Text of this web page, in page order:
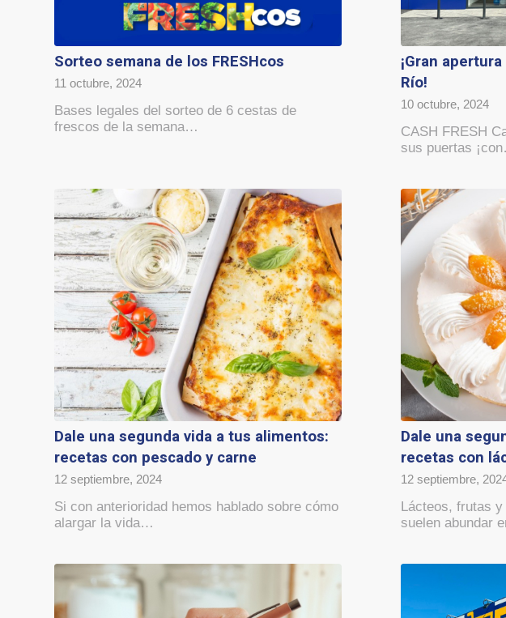
Sorteo semana de los FRESHcos
11 octubre, 2024
Bases legales del sorteo de 6 cestas de
frescos de la semana…
¡Gran
Río!
10 octubre, 2024
CASH FRESH
sus puertas
Dale una segunda vida a tus alimentos:
recetas con pescado y carne
12 septiembre, 2024
Si con anterioridad hemos hablado sobre cómo
alargar la vida…
Dale una
recetas con
12 septiembre,
Lácteos, frutas
suelen abundar